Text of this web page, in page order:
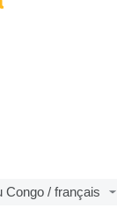
Congo / français